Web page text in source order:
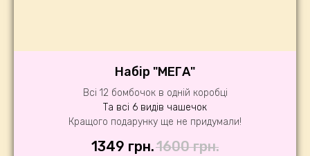
Набір "МЕГА"
Всі 12 бомбочок в одній коробці
Та всі 6 видів чашечок
Кращого подарунку ще не придумали!
1349 грн.1600 грн.